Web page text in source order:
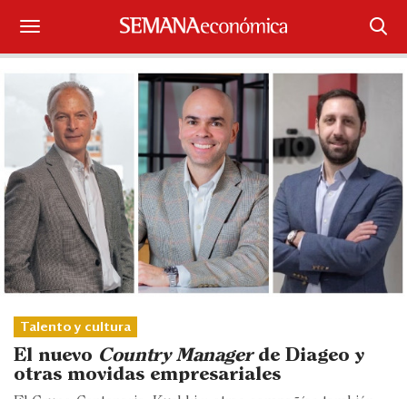
Suscríbase
Iniciar sesión
Portada
¿Qué está pasando?
Sectores y Empresas
Management
Economía y Finanzas
Legal y Política
Talento y cultura
El nuevo Country Managerde Diageo y
otras movidas empresariales